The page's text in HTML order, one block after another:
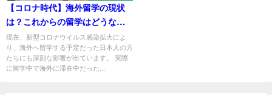
【コロナ時代】海外留学の現状
は？これからの留学はどうな
る？
現在、新型コロナウイルス感染拡大によ
り、海外へ留学する予定だった日本人の方
たちにも深刻な影響が出ています。 実際
に留学中で海外に滞在中だった...